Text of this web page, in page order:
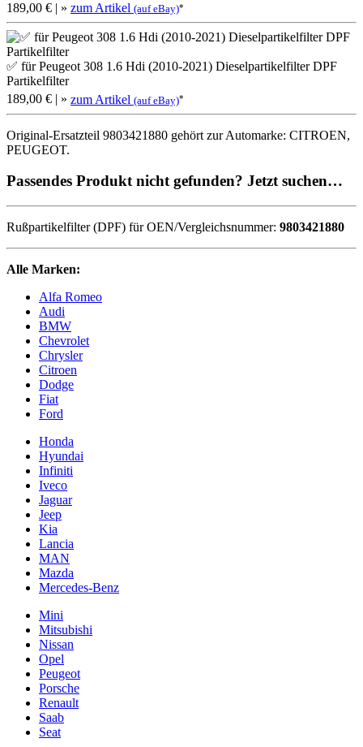
189,00 € | » zum Artikel (auf eBay)*
✅ für Peugeot 308 1.6 Hdi (2010-2021) Dieselpartikelfilter DPF
Partikelfilter
189,00 € | » zum Artikel (auf eBay)*
Original-Ersatzteil 9803421880 gehört zur Automarke: CITROEN,
PEUGEOT.
Passendes Produkt nicht gefunden? Jetzt suchen…
Rußpartikelfilter (DPF) für OEN/Vergleichsnummer: 9803421880
Alle Marken:
Alfa Romeo
Audi
BMW
Chevrolet
Chrysler
Citroen
Dodge
Fiat
Ford
Honda
Hyundai
Infiniti
Iveco
Jaguar
Jeep
Kia
Lancia
MAN
Mazda
Mercedes-Benz
Mini
Mitsubishi
Nissan
Opel
Peugeot
Porsche
Renault
Saab
Seat